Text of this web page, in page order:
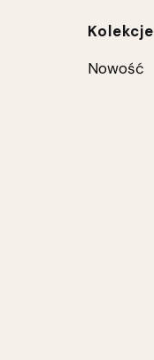
Kolekcje
Nowość